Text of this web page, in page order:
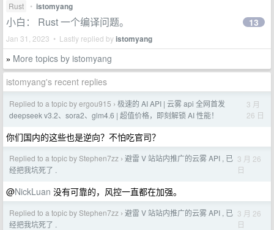
Rust • istomyang
小白： Rust 一个编译问题。
Jan 31, 2023 • Lastly replied byistomyang
13
» More topics by istomyang
istomyang's recent replies
Replied to a topic by ergou915 › 极速的 AI API | 云雾 api 全网首发
deepseek v3.2、sora2、glm4.6 | 超值价格，即刻解锁 AI 性能！
3 月
26 日
你们国内的这些也是逆向？不怕吃官司？
Replied to a topic by Stephen7zz › 避雷 V 站站内推广的云雾 API , 已
经把我坑死了 .
3 月 26
日
@NickLuan 没有可靠的，风控一直都在加强。
Replied to a topic by Stephen7zz › 避雷 V 站站内推广的云雾 API , 已
经把我坑死了 .
3 月 26
日